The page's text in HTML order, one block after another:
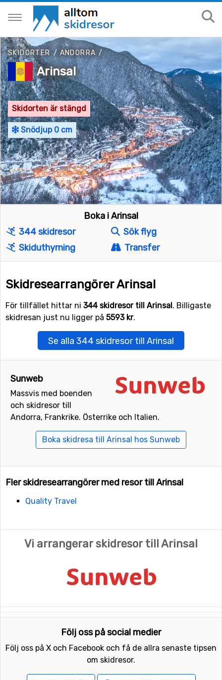
SKIDORTER/ ANDORRA/
Arinsal
Skidorten är stängd
Snödjup 0 cm
Boka i Arinsal
344 skidresor
Sök flyg
Skiduthyrning
Transfer
Skidresearrangörer Arinsal
För tillfället hittar ni 344 skidresor till Arinsal. Billigaste
skidresan just nu ligger på 5593 kr.
Se alla 344 skidresor till Arinsal
Sunweb
Massvis med boenden
och skidresor till
Andorra, Frankrike. Österrike och Italien.
Boka skidresa till Arinsal hos Sunweb
Fler skidresearrangörer med resor till Arinsal
Quality Travel
Vi arrangerar skidresor till Arinsal
Följ oss på social medier
Följ oss på X och Facebook och få de allra senaste tipsen
om skidresor.